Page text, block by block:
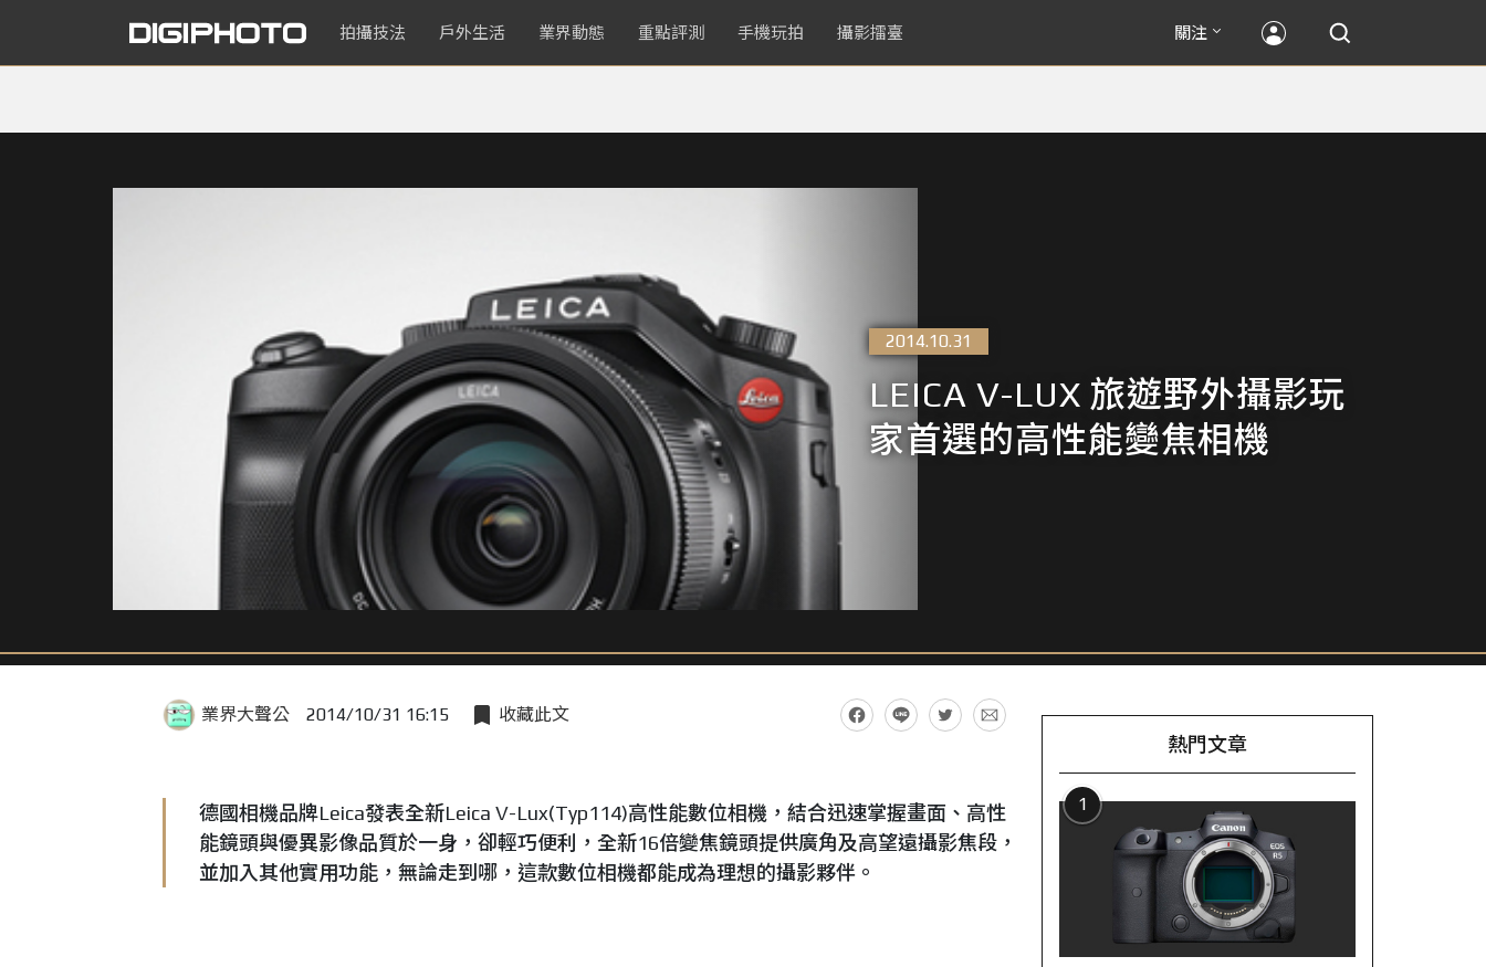
拍攝技法 戶外生活 業界動態 重點評測 手機玩拍 攝影擂臺 關注
2014.10.31
LEICA V-LUX 旅遊野外攝影玩
家首選的高性能變焦相機
業界大聲公 2014/10/31 16:15 收藏此文
德國相機品牌Leica發表全新Leica V-Lux(Typ114)高性能數位相機，結合迅速掌握畫面、高性
能鏡頭與優異影像品質於一身，卻輕巧便利，全新16倍變焦鏡頭提供廣角及高望遠攝影焦段，
並加入其他實用功能，無論走到哪，這款數位相機都能成為理想的攝影夥伴。
熱門文章
1